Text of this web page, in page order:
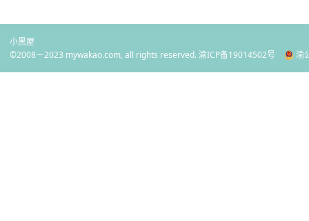
小黑屋
©2008－2023 mywakao.com, all rights reserved.渝ICP备19014502号 渝